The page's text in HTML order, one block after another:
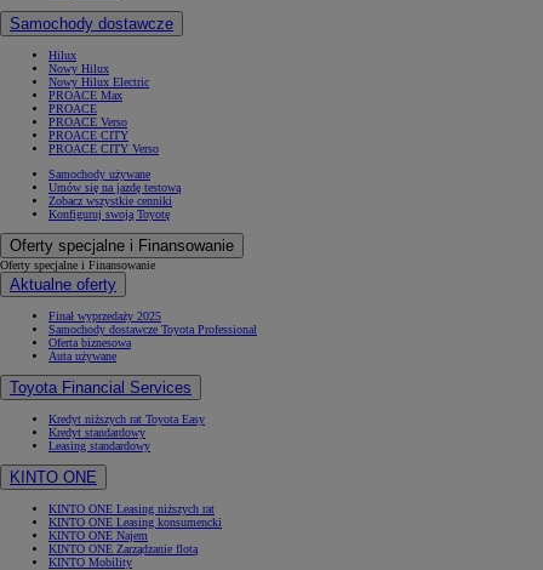
Samochody dostawcze
Hilux
Nowy Hilux
Nowy Hilux Electric
PROACE Max
PROACE
PROACE Verso
PROACE CITY
PROACE CITY Verso
Samochody używane
Umów się na jazdę testową
Zobacz wszystkie cenniki
Konfiguruj swoją Toyotę
Oferty specjalne i Finansowanie
Oferty specjalne i Finansowanie
Aktualne oferty
Finał wyprzedaży 2025
Samochody dostawcze Toyota Professional
Oferta biznesowa
Auta używane
Toyota Financial Services
Kredyt niższych rat Toyota Easy
Kredyt standardowy
Leasing standardowy
KINTO ONE
KINTO ONE Leasing niższych rat
KINTO ONE Leasing konsumencki
KINTO ONE Najem
KINTO ONE Zarządzanie flotą
KINTO Mobility